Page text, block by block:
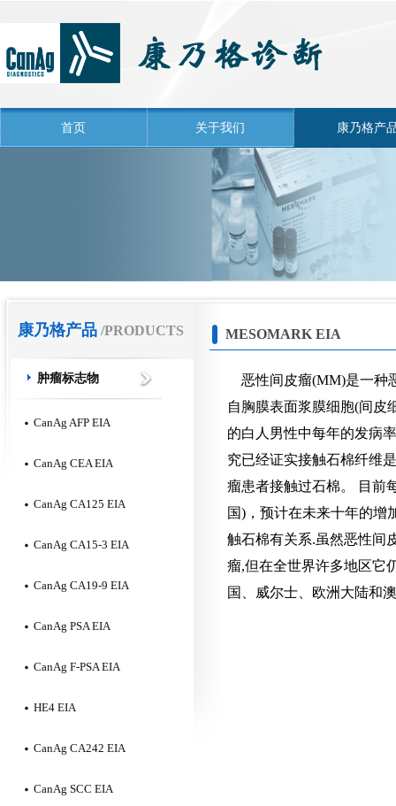
首页 关于我们 康乃格产
康乃格产品 /PRODUCTS
肿瘤标志物
CanAg AFP EIA
CanAg CEA EIA
CanAg CA125 EIA
CanAg CA15-3 EIA
CanAg CA19-9 EIA
CanAg PSA EIA
CanAg F-PSA EIA
HE4 EIA
CanAg CA242 EIA
CanAg SCC EIA
MESOMARK EIA
恶性间皮瘤(MM)是一种
自胸膜表面浆膜细胞(间皮
的白人男性中每年的发病
究已经证实接触石棉纤维
瘤患者接触过石棉。
目前
国)，预计在未来十年的增
触石棉有关系.虽然恶性间
瘤,但在全世界许多地区它
国、
威尔士、欧洲大陆和